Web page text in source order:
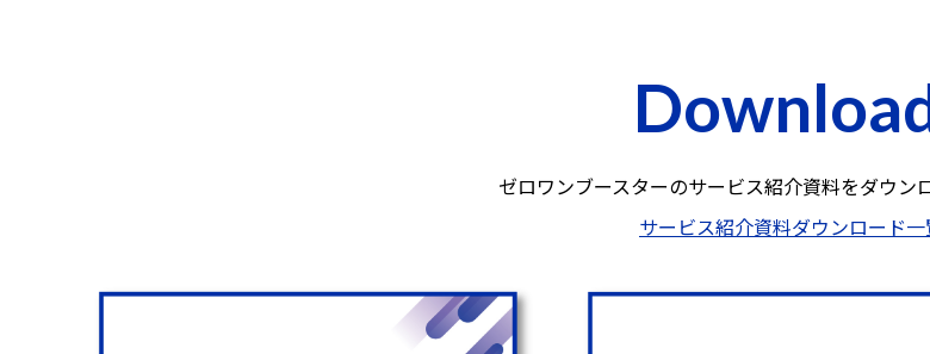
ゼロワンブースターのサービス紹介資料をダウン
サービス紹介資料ダウンロード一